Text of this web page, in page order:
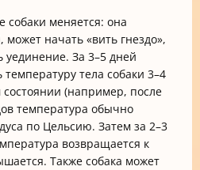
собаки меняется: она
может начать «вить гнездо»,
уединение. За 3–5 дней
тела собаки 3–4
(например, после
температура обычно
по Цельсию. Затем за 2–3
возвращается к
Также собака может